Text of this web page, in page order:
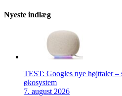
Nyeste indlæg
TEST: Googles nye højttaler
økosystem
7. august 2026